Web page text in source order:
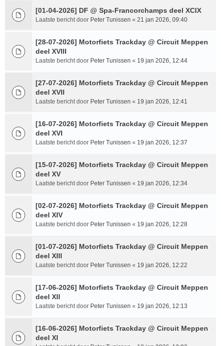
[01-04-2026] DF @ Spa-Francorchamps deel XCIX
Laatste bericht door Peter Tunissen « 21 jan 2026, 09:40
[28-07-2026] Motorfiets Trackday @ Circuit Meppen
deel XVIII
Laatste bericht door Peter Tunissen « 19 jan 2026, 12:44
[27-07-2026] Motorfiets Trackday @ Circuit Meppen
deel XVII
Laatste bericht door Peter Tunissen « 19 jan 2026, 12:41
[16-07-2026] Motorfiets Trackday @ Circuit Meppen
deel XVI
Laatste bericht door Peter Tunissen « 19 jan 2026, 12:37
[15-07-2026] Motorfiets Trackday @ Circuit Meppen
deel XV
Laatste bericht door Peter Tunissen « 19 jan 2026, 12:34
[02-07-2026] Motorfiets Trackday @ Circuit Meppen
deel XIV
Laatste bericht door Peter Tunissen « 19 jan 2026, 12:28
[01-07-2026] Motorfiets Trackday @ Circuit Meppen
deel XIII
Laatste bericht door Peter Tunissen « 19 jan 2026, 12:22
[17-06-2026] Motorfiets Trackday @ Circuit Meppen
deel XII
Laatste bericht door Peter Tunissen « 19 jan 2026, 12:13
[16-06-2026] Motorfiets Trackday @ Circuit Meppen
deel XI